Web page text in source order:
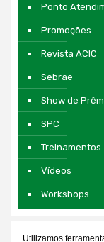
Ponto
Promoções
Revista ACIC
Sebrae
Show de
SPC
Treinamentos
Vídeos
Workshops
Utilizamos